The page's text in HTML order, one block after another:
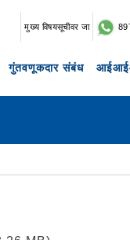
मुख्य विषयसूचीवर जा
गुंतवणूकदार संबंध